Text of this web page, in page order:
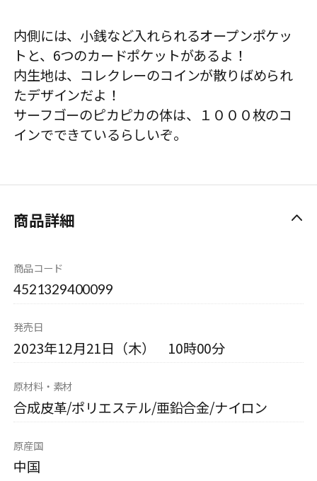
内側には、小銭など入れられるオープンポケッ
トと、6つのカードポケットがあるよ！
内生地は、コレクレーのコインが散りばめられ
たデザインだよ！
サーフゴーのピカピカの体は、１０００枚のコ
インでできているらしいぞ。
商品詳細
商品コード
4521329400099
発売日
2023年12月21日（木） 10時00分
原材料・素材
合成皮革/ポリエステル/亜鉛合金/ナイロン
原産国
中国